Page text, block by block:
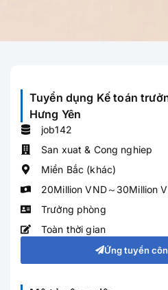
Tuyển dụng Kế toán
Hưng Yên
job142
San xuat & Cong nghiep
Miền Bắc (khác)
20Million VND～30Million
Trưởng phòng
Toàn thời gian
Ứng tuyển